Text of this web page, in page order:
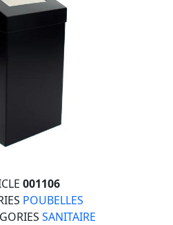
001106
POUBELLES
SANITAIRE